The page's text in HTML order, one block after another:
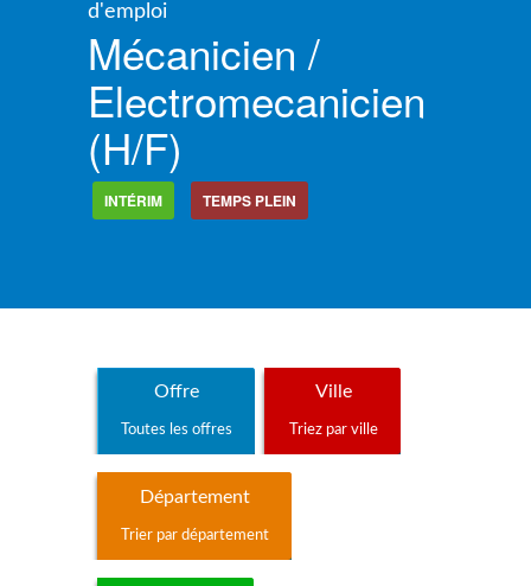
d'emploi
Mécanicien /
Electromecanicien
(h/f)
INTÉRIM TEMPS PLEIN
Offre
Toutes les offres
Ville
Triez par ville
Département
Trier par département